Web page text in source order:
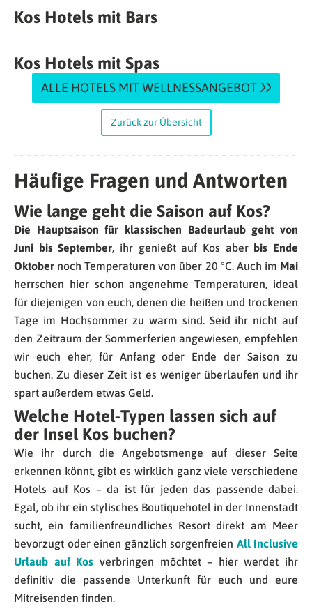
Kos Hotels mit Bars
Kos Hotels mit Spas
ALLE HOTELS MIT WELLNESSANGEBOT
Zurück zur Übersicht
Häufige Fragen und Antworten
Wie lange geht die Saison auf Kos?
Die Hauptsaison für klassischen Badeurlaub geht von
Juni bis September, ihr genießt auf Kos aber bis Ende
Oktober noch Temperaturen von über 20 °C. Auch im Mai
herrschen hier schon angenehme Temperaturen, ideal
für diejenigen von euch, denen die heißen und trockenen
Tage im Hochsommer zu warm sind. Seid ihr nicht auf
den Zeitraum der Sommerferien angewiesen, empfehlen
wir euch eher, für Anfang oder Ende der Saison zu
buchen. Zu dieser Zeit ist es weniger überlaufen und ihr
spart außerdem etwas Geld.
Welche Hotel-Typen lassen sich auf
der Insel Kos buchen?
Wie ihr durch die Angebotsmenge auf dieser Seite
erkennen könnt, gibt es wirklich ganz viele verschiedene
Hotels auf Kos – da ist für jeden das passende dabei.
Egal, ob ihr ein stylisches Boutiquehotel in der Innenstadt
sucht, ein familienfreundliches Resort direkt am Meer
bevorzugt oder einen gänzlich sorgenfreien All Inclusive
Urlaub auf Kos verbringen möchtet – hier werdet ihr
definitiv die passende Unterkunft für euch und eure
Mitreisenden finden.